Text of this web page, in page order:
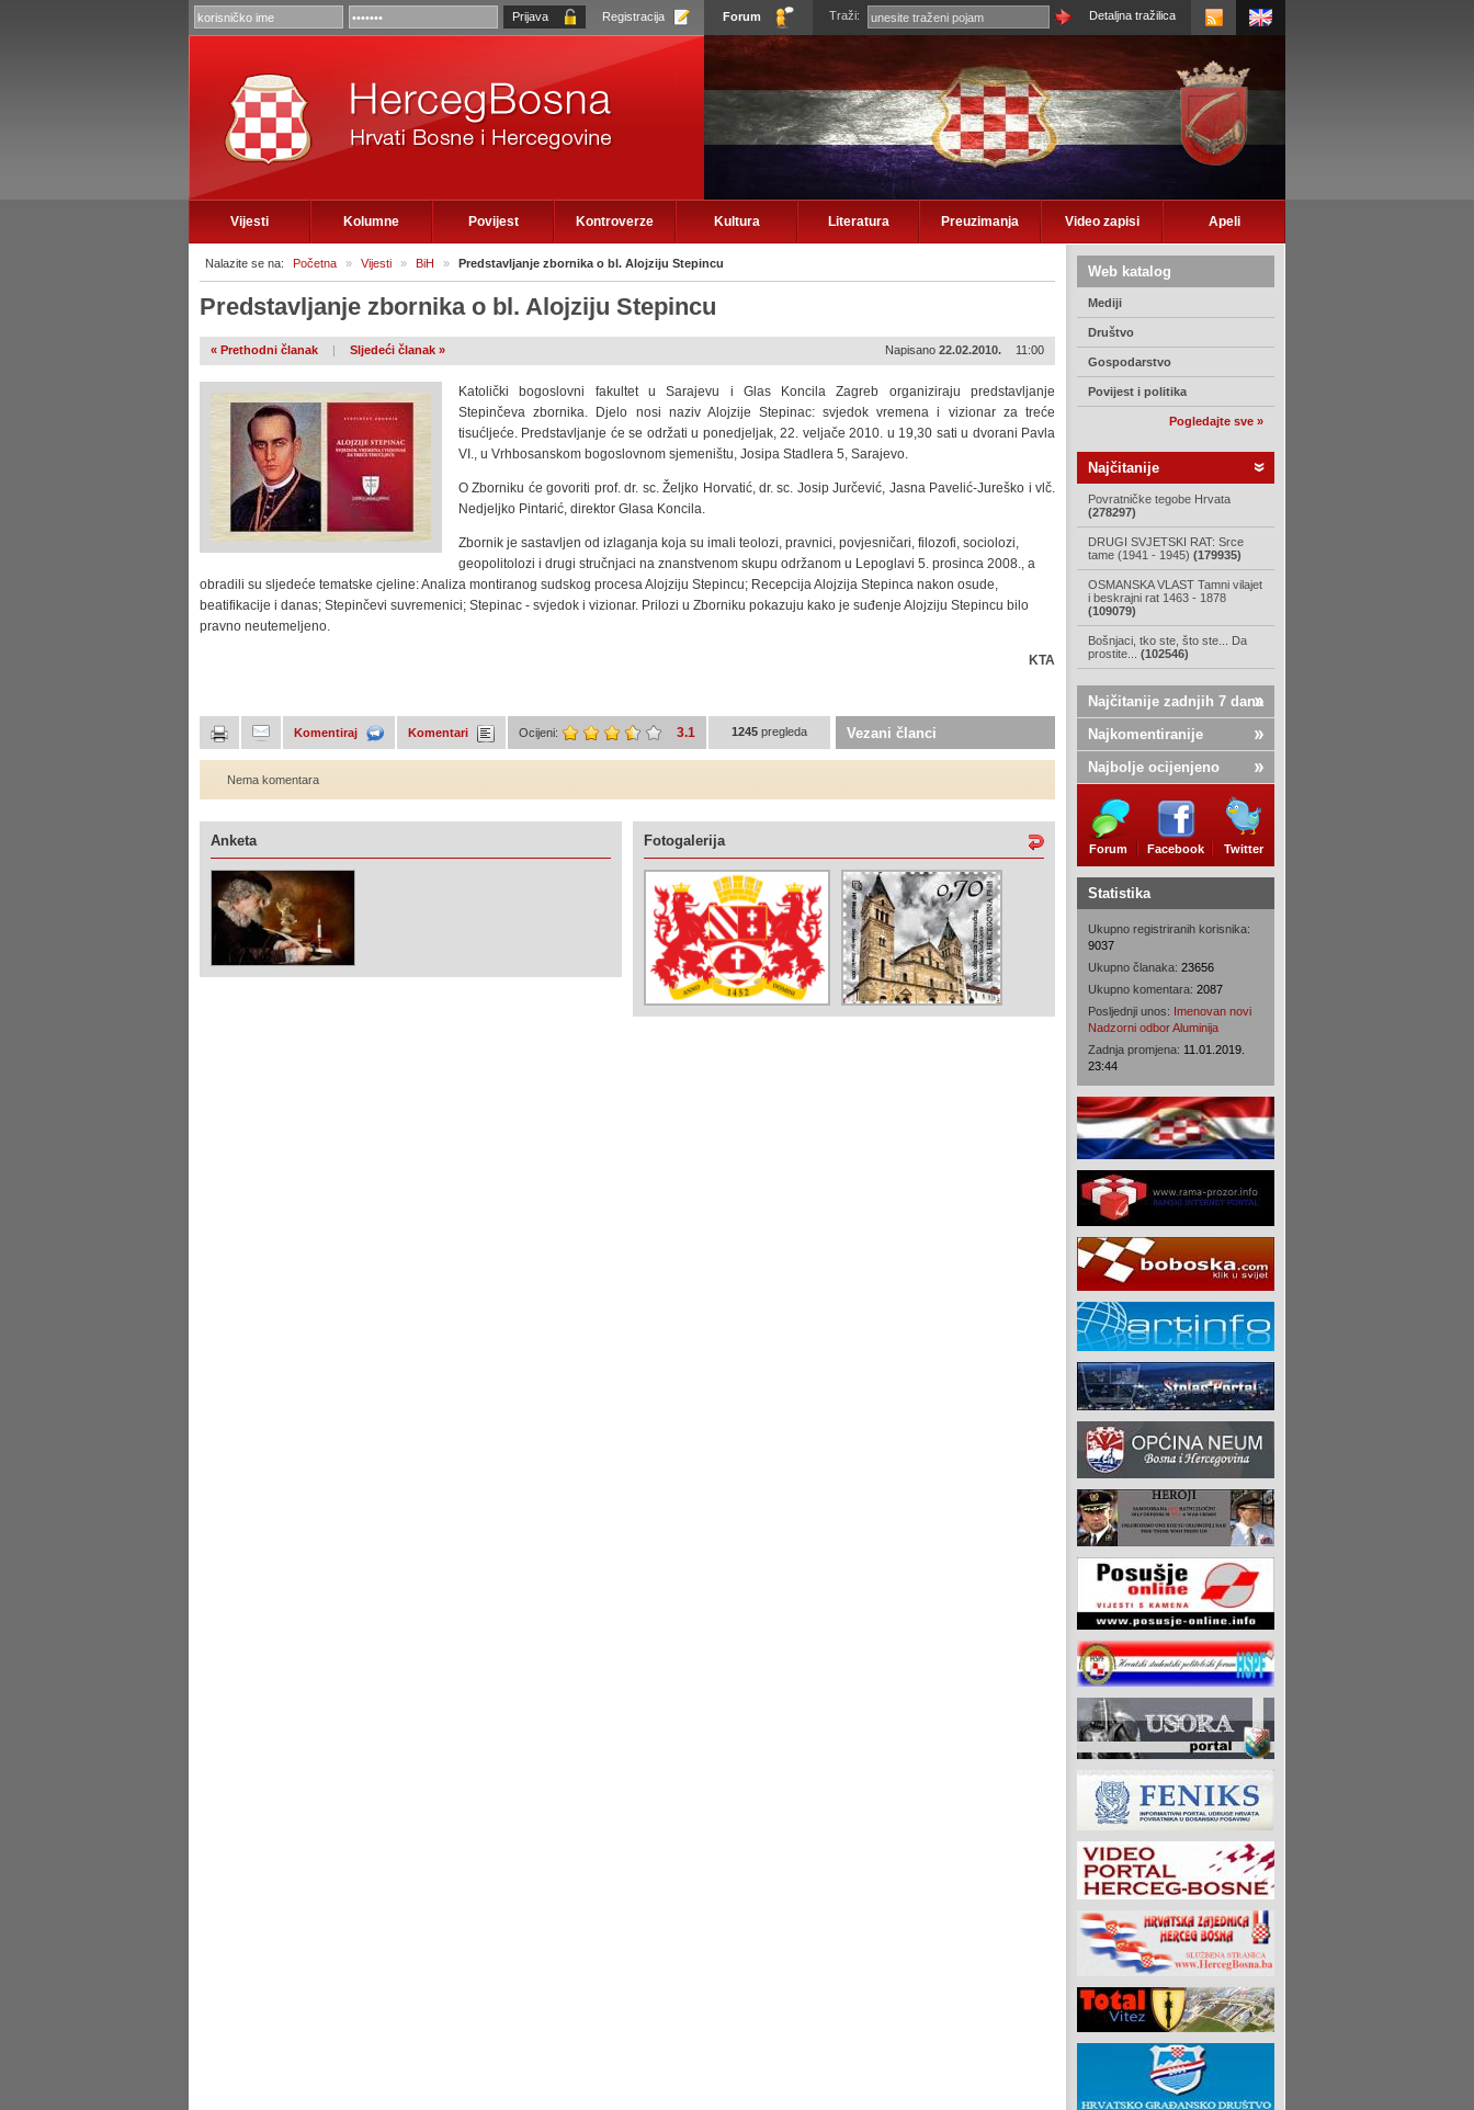
Registracija Forum Traži: Detaljna tražilica
Vijesti Kolumne Povijest Kontroverze Kultura Literatura Preuzimanja Video zapisi Apeli
Web katalog
Mediji
Društvo
Gospodarstvo
Povijest i politika
Pogledajte sve »
Najčitanije
Povratničke tegobe Hrvata
(278297)
DRUGI SVJETSKI RAT: Srce
tame (1941 - 1945) (179935)
OSMANSKA VLAST Tamni vilajet
i beskrajni rat 1463 - 1878
(109079)
Bošnjaci, tko ste, što ste... Da
prostite... (102546)
Najčitanije zadnjih 7 dana
Najkomentiranije
Najbolje ocijenjeno
Forum Facebook Twitter
Statistika
Ukupno registriranih korisnika:
9037
Ukupno članaka: 23656
Ukupno komentara: 2087
Posljednji unos: Imenovan novi
Nadzorni odbor Aluminija
Zadnja promjena: 11.01.2019.
23:44
Nalazite se na: Početna » Vijesti » BiH » Predstavljanje zbornika o bl. Alojziju Stepincu
Predstavljanje zbornika o bl. Alojziju Stepincu
« Prethodni članak | Sljedeći članak » Napisano 22.02.2010. 11:00
Katolički bogoslovni fakultet u Sarajevu i Glas Koncila Zagreb organiziraju predstavljanje
Stepinčeva zbornika. Djelo nosi naziv Alojzije Stepinac: svjedok vremena i vizionar za treće
tisućljeće. Predstavljanje će se održati u ponedjeljak, 22. veljače 2010. u 19,30 sati u dvorani Pavla
VI., u Vrhbosanskom bogoslovnom sjemeništu, Josipa Stadlera 5, Sarajevo.
O Zborniku će govoriti prof. dr. sc. Željko Horvatić, dr. sc. Josip Jurčević, Jasna Pavelić-Jureško i vlč.
Nedjeljko Pintarić, direktor Glasa Koncila.
Zbornik je sastavljen od izlaganja koja su imali teolozi, pravnici, povjesničari, filozofi, sociolozi,
geopolitolozi i drugi stručnjaci na znanstvenom skupu održanom u Lepoglavi 5. prosinca 2008., a
obradili su sljedeće tematske cjeline: Analiza montiranog sudskog procesa Alojziju Stepincu; Recepcija Alojzija Stepinca nakon osude,
beatifikacije i danas; Stepinčevi suvremenici; Stepinac - svjedok i vizionar. Prilozi u Zborniku pokazuju kako je suđenje Alojziju Stepincu bilo
pravno neutemeljeno.
KTA
Komentiraj Komentari Ocijeni: 3.1 1245 pregleda Vezani članci
Nema komentara
Anketa Fotogalerija